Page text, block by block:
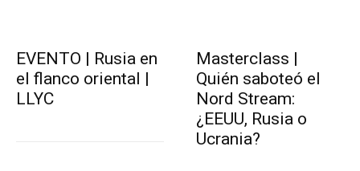
EVENTO | Rusia en
el flanco oriental |
LLYC
Masterclass |
Quién saboteó el
Nord Stream:
¿EEUU, Rusia o
Ucrania?